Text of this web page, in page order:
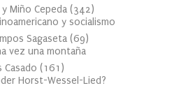
y Miño Cepeda (342)
y socialismo
Sagaseta (69)
vez una montaña
Casado (161 )
Horst-Wessel-Lied?